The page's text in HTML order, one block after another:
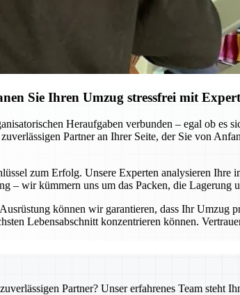
Sie Ihren Umzug stressfrei mit
Heraufgaben verbunden – egal ob es
Partner an Ihrer Seite, der Sie von
zum Erfolg. Unsere Experten analysieren
– wir kümmern uns um das Packen, die Lagerung
können wir garantieren, dass Ihr
Lebensabschnitt konzentrieren können.
Partner? Unser erfahrenes Team